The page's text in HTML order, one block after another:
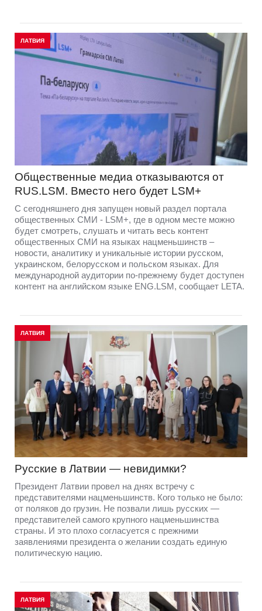
ЛАТВИЯ
Общественные медиа отказываются от
RUS.LSM. Вместо него будет LSM+
С сегодняшнего дня запущен новый раздел портала
общественных СМИ - LSM+, где в одном месте можно
будет смотреть, слушать и читать весь контент
общественных СМИ на языках нацменьшинств –
новости, аналитику и уникальные истории русском,
украинском, белорусском и польском языках. Для
международной аудитории по-прежнему будет доступен
контент на английском языке ENG.LSM, сообщает LETA.
ЛАТВИЯ
Русские в Латвии — невидимки?
Президент Латвии провел на днях встречу с
представителями нацменьшинств. Кого только не было:
от поляков до грузин. Не позвали лишь русских —
представителей самого крупного нацменьшинства
страны. И это плохо согласуется с прежними
заявлениями президента о желании создать единую
политическую нацию.
ЛАТВИЯ